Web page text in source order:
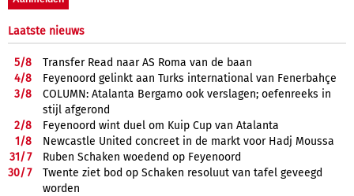
Laatste nieuws
5/8
Transfer Read naar AS Roma van de baan
4/8
Feyenoord gelinkt aan Turks international van Fenerbahçe
3/8
COLUMN: Atalanta Bergamo ook verslagen; oefenreeks in
stijl afgerond
2/8
Feyenoord wint duel om Kuip Cup van Atalanta
1/8
Newcastle United concreet in de markt voor Hadj Moussa
31/7
Ruben Schaken woedend op Feyenoord
30/7
Twente ziet bod op Schaken resoluut van tafel geveegd
worden